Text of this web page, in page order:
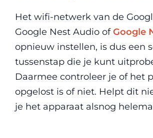
Het wifi-netwerk van de
Google Nest Audio ofGoogle
opnieuw instellen, is dus een
tussenstap die je kunt
Daarmee controleer je of het
opgelost is of niet. Helpt dit
je het apparaat alsnog